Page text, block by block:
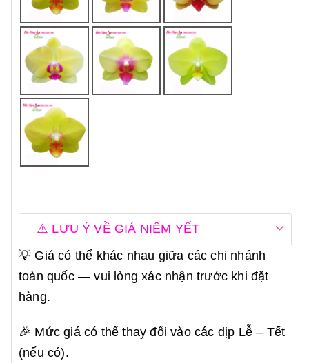
⚠️ LƯU Ý VỀ GIÁ NIÊM YẾT
💡 Giá có thể khác nhau giữa các chi nhánh
toàn quốc — vui lòng xác nhận trước khi đặt
hàng.
🎉 Mức giá có thể thay đổi vào các dịp Lễ – Tết
(nếu có).